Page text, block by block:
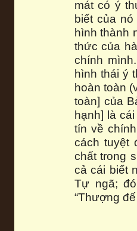
mát có ý
biết của nó
hình thành
thức của
chính
hình thái ý
hoàn toàn
toàn] của
hạnh] là
tín về
cách tuyệt
chất trong
cả cái biết
Tự ngã;
“Thượng